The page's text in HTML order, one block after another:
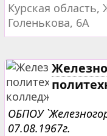
Курская область,
Голенькова, 6А
ОБПОУ
07.08.1967г.